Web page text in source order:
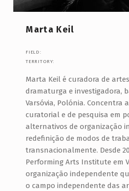
Marta Keil
FIELD:
TERRITORY:
Marta Keil é curadora de
dramaturga e investigadora,
Varsóvia, Polónia. Concentra
curatorial e de pesquisa em
alternativos de organização
redefinição de modos de
transnacionalmente. Desde
Performing Arts Institute em
organização independente
o campo independente das